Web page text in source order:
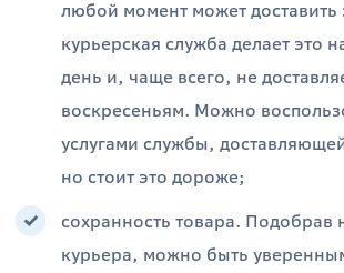
любой момент может доставить
курьерская служба делает это
день и, чаще всего, не
воскресеньям. Можно
услугами службы,
но стоит это дороже;
сохранность товара. Подобрав
курьера, можно быть